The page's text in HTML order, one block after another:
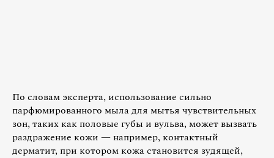
По словам эксперта, использование сильно
парфюмированного мыла для мытья чувствительных
зон, таких как половые губы и вульва, может вызвать
раздражение кожи — например, контактный
дерматит, при котором кожа становится зудящей,